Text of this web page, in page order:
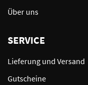
Über uns
SERVICE
Lieferung und Versand
Gutscheine